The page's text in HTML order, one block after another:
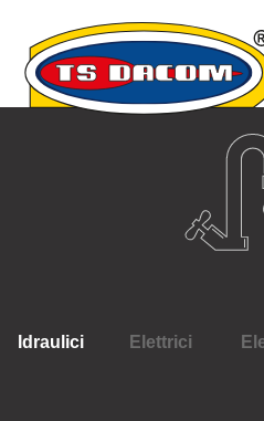
Idraulici Elettrici